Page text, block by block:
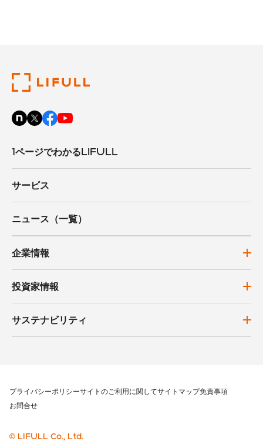
1ページでわかるLIFULL
サービス
ニュース（一覧）
企業情報
投資家情報
サステナビリティ
プライバシーポリシーサイトのご利用に関してサイトマップ免責事項
お問合せ
© LIFULL Co., Ltd.